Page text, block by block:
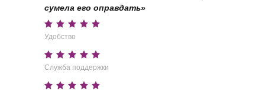
сумела его оправдать»
Удобство
Служба поддержки